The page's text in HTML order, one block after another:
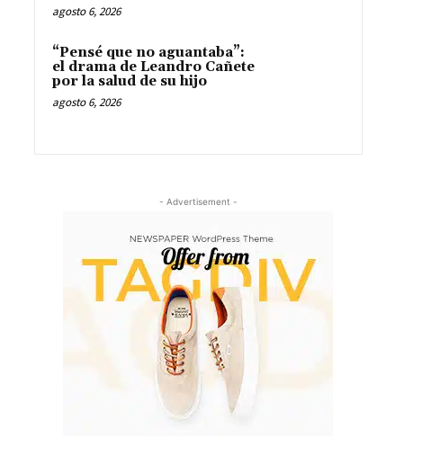
agosto 6, 2026
“Pensé que no aguantaba”:
el drama de Leandro Cañete
por la salud de su hijo
agosto 6, 2026
- Advertisement -